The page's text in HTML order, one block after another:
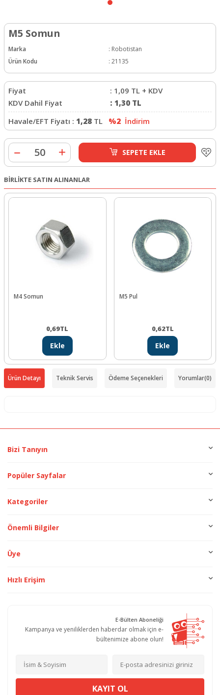
M5 Somun
Marka : Robotistan
Ürün Kodu
: 21135
Fiyat : 1,09 TL + KDV
KDV Dahil Fiyat
: 1,30 TL
Havale/EFT Fiyatı : 1,28 TL %2 İndirim
SEPETE EKLE
BİRLİKTE SATIN ALINANLAR
M4 Somun
0,69TL
Ekle
M5 Pul
0,62TL
Ekle
Ürün Detayı Teknik Servis Ödeme Seçenekleri Yorumlar(0)
Bizi Tanıyın
Popüler Sayfalar
Kategoriler
Önemli Bilgiler
Üye
Hızlı Erişim
E-Bülten Aboneliği
Kampanya ve yeniliklerden haberdar olmak için e-
bültenimize abone olun!
KAYIT OL